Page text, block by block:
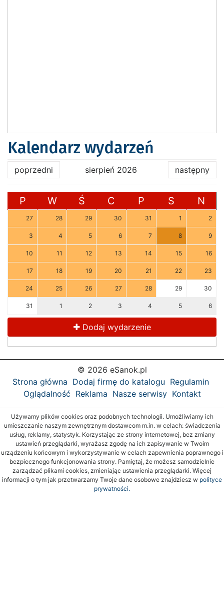
Kalendarz wydarzeń
poprzedni sierpień 2026 następny
P W Ś C P S N
27 28 29 30 31 1 2
3 4 5 6 7 8 9
10 11 12 13 14 15 16
17 18 19 20 21 22 23
24 25 26 27 28 29 30
31 1 2 3 4 5 6
Dodaj wydarzenie
© 2026 eSanok.pl
Strona główna Dodaj firmę do katalogu Regulamin
Oglądalność Reklama Nasze serwisy Kontakt
Używamy plików cookies oraz podobnych technologii. Umożliwiamy ich
umieszczanie naszym zewnętrznym dostawcom m.in. w celach: świadczenia
usług, reklamy, statystyk. Korzystając ze strony internetowej, bez zmiany
ustawień przeglądarki, wyrażasz zgodę na ich zapisywanie w Twoim
urządzeniu końcowym i wykorzystywanie w celach zapewnienia poprawnego i
bezpiecznego funkcjonowania strony. Pamiętaj, że możesz samodzielnie
zarządzać plikami cookies, zmieniając ustawienia przeglądarki. Więcej
informacji o tym jak przetwarzamy Twoje dane osobowe znajdziesz w polityce
prywatności.